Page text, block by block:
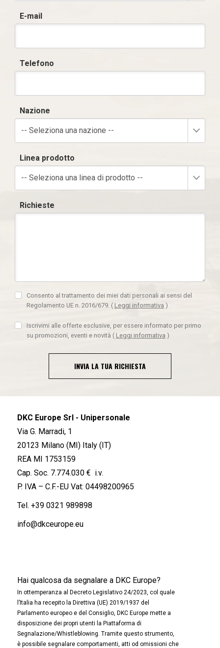
E-mail
Telefono
Nazione
-- Seleziona una nazione --
Linea prodotto
-- Seleziona una linea di prodotto --
Richieste
Consento al trattamento dei miei dati personali ai sensi del
Regolamento UE n. 2016/679. ( Leggi informativa )
Iscrivimi alle offerte esclusive, per essere informato per primo
su promozioni, eventi e novità ( Leggi informativa )
INVIA LA TUA RICHIESTA
DKC Europe Srl - Unipersonale
Via G. Marradi, 1
20123 Milano (MI) Italy (IT)
REA MI 1753159
Cap. Soc. 7.774.030 € i.v.
P. IVA – C.F.-EU Vat: 04498200965
Tel. +39 0321 989898
info@dkceurope.eu
Hai qualcosa da segnalare a DKC Europe?
In ottemperanza al Decreto Legislativo 24/2023, col quale
l’Italia ha recepito la Direttiva (UE) 2019/1937 del
Parlamento europeo e del Consiglio, DKC Europe mette a
disposizione dei propri utenti la Piattaforma di
Segnalazione/Whistleblowing. Tramite questo strumento,
è possibile segnalare comportamenti, atti od omissioni che